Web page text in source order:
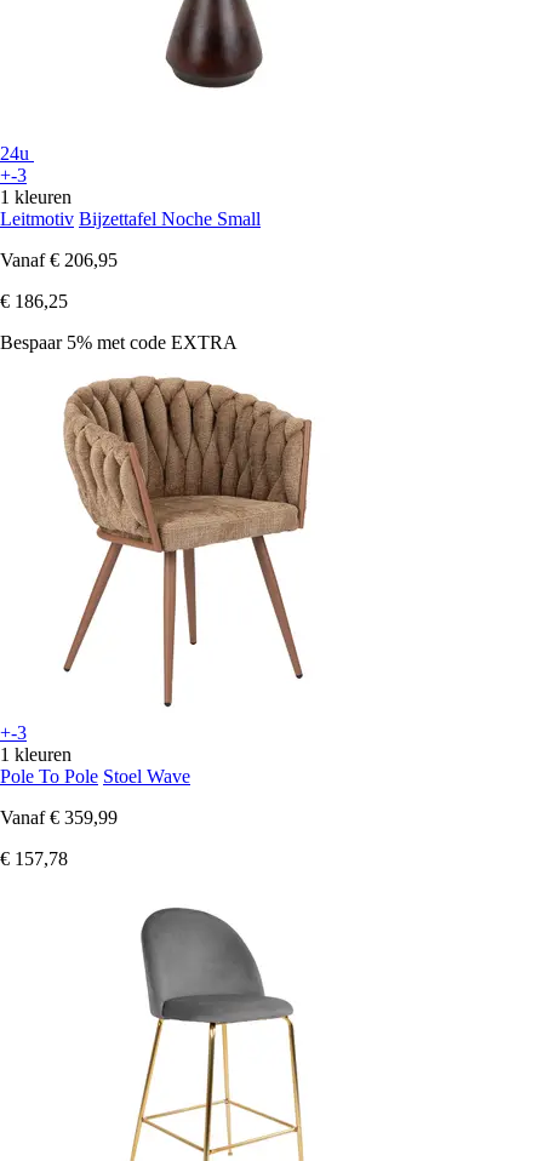
24u
+-3
1 kleuren
Leitmotiv Bijzettafel Noche Small
Vanaf € 206,95
€ 186,25
Bespaar 5% met code EXTRA
+-3
1 kleuren
Pole To Pole Stoel Wave
Vanaf € 359,99
€ 157,78